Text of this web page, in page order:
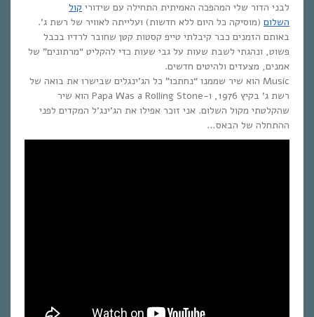
לבני הדור שלי המהפכה האמיתית התחילה עם שידורי קול
השלום (מוסיקה כל היום ללא חדשות) ועלייתה לאוויר של רשת ג’.
באותם הזמנים כבר קיבלתי טייפ קסטות קטן שחובר לרדיו בכבל
פשוט, ונהגתי לשבת שעות על גבי שעות כדי להקליט “מרתונים” של
אמנים, מצעדים ולהיטים חדשים.
Music הוא שיר שממנו “נחתכו” כל הג’ינגלים שבישרו את בואה של
רשת ג’ בקיץ 1976, ו-Papa Was a Rolling Stone הוא שיר
שהקלטתי מקול השלום. אני זוכר אפילו את הג’ינג’ל המקדים לפני
ההתחלה של הבאס…